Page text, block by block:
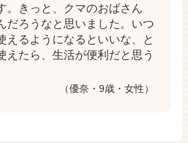
。きっと、クマのおばさん
だろうなと思いました。いつ
えるようになるといいな、と
えたら、生活が便利だと思う
（優奈・9歳・女性）